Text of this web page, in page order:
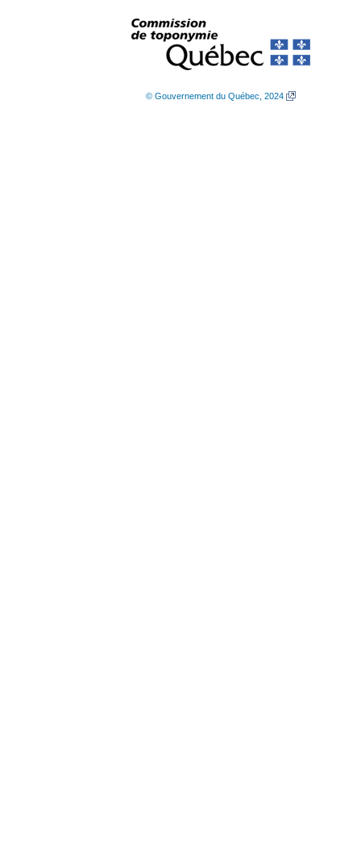
© Gouvernement du Québec, 2024